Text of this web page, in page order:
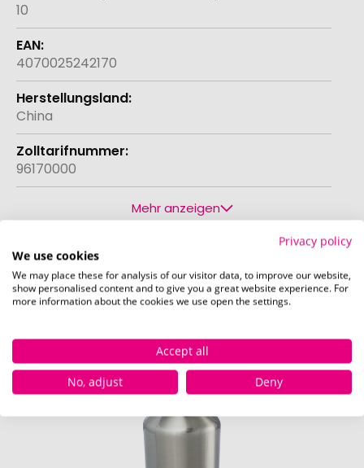
10
4070025242170
China
96170000
Mehr anzeigen
Druckposition
Die bei diesem Produkt bedruckbaren Positionen
Privacy policy
We use cookies
We may place these for analysis of our visitor data, to improve our website,
show personalised content and to give you a great website experience. For
more information about the cookies we use open the settings.
Accept all
No, adjust
Deny